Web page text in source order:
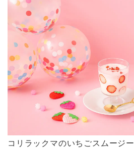
コリラックマのいちごスムージー